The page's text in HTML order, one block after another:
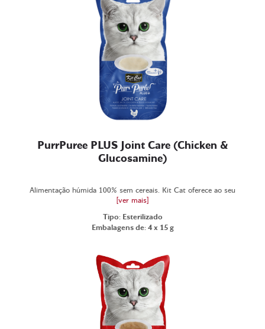
PurrPuree PLUS Joint Care (Chicken &
Glucosamine)
Alimentação húmida 100% sem cereais. Kit Cat oferece ao seu
[ver mais]
Tipo: Esterilizado
Embalagens de: 4 x 15 g